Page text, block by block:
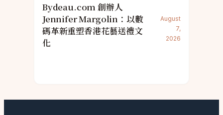
Bydeau.com 創辦人
Jennifer Margolin：以數
碼革新重塑香港花藝送禮文
化
August
7,
2026